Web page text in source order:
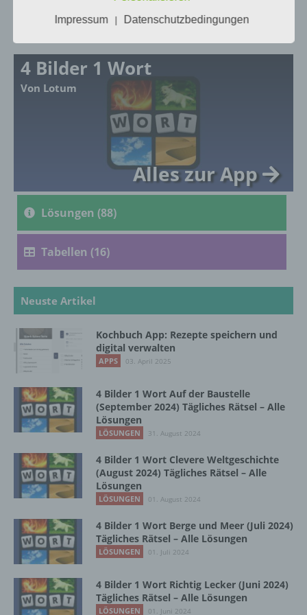
Rätsel
Rätsel
4 Bilder 1 Wort
Von Lotum
Alles zur App
Lösungen (88)
Tabellen (16)
Neuste Artikel
Kochbuch App: Rezepte speichern und
digital verwalten
APPS 03. April 2025
4 Bilder 1 Wort Auf der Baustelle
(September 2024) Tägliches Rätsel – Alle
Lösungen
LÖSUNGEN 31. August 2024
4 Bilder 1 Wort Clevere Weltgeschichte
(August 2024) Tägliches Rätsel – Alle
Lösungen
LÖSUNGEN 01. August 2024
4 Bilder 1 Wort Berge und Meer (Juli 2024)
Tägliches Rätsel – Alle Lösungen
LÖSUNGEN 01. Juli 2024
4 Bilder 1 Wort Richtig Lecker (Juni 2024)
Tägliches Rätsel – Alle Lösungen
LÖSUNGEN 01. Juni 2024
a) personenbezogene Daten
Personenbezogene Daten sind alle
Informationen, die sich auf eine identifizierte
oder identifizierbare natürliche Person (im
Folgenden „betroffene Person") beziehen.
Als identifizierbar wird eine natürliche
Person angesehen, die direkt oder indirekt,
insbesondere mittels Zuordnung zu einer
Kennung wie einem Namen, zu einer
Kennnummer, zu Standortdaten, zu einer
mehreren besonderen Merkmalen, die
Ausdruck der physischen, physiologischen,
kulturellen oder sozialen Identität dieser
natürlichen Person sind, identifiziert werden
b) betroffene Person
Betroffene Person ist jede identifizierte oder
personenbezogene Daten von dem für die
Verarbeitung Verantwortlichen verarbeitet
werden.
c) Verarbeitung
Verarbeitung ist jeder mit oder ohne Hilfe
Vorgang oder jede solche Vorgangsreihe im
Zusammenhang mit personenbezogenen
Daten wie das Erheben, das Erfassen, die
Organisation, das Ordnen, die Speicherung,
die Anpassung oder Veränderung, das
Auslesen, das Abfragen, die Verwendung,
die Offenlegung durch Übermittlung,
Impressum
Datenschutzbedingungen